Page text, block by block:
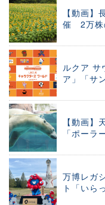
【動画】
催 2万株
ルクア サ
ア」「サ
【動画】
「ポー
万博レガ
ト「いら